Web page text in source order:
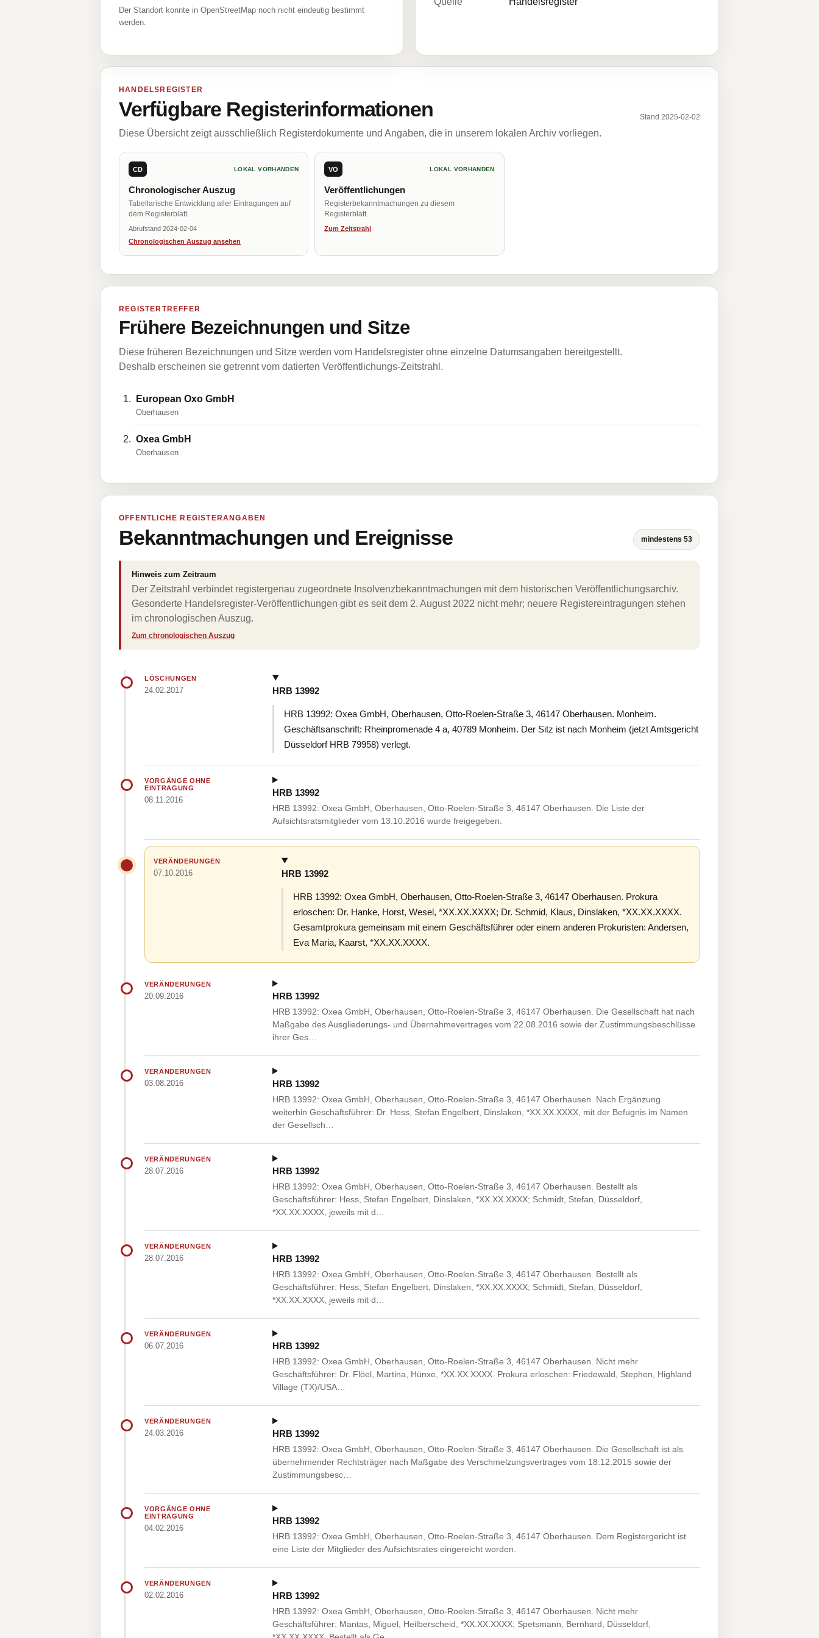
Der Standort konnte in OpenStreetMap noch nicht eindeutig bestimmt
werden.
HANDELSREGISTER
Verfügbare Registerinformationen Stand 2025-02-02
Diese Übersicht zeigt ausschließlich Registerdokumente und Angaben, die in unserem lokalen Archiv vorliegen.
CD LOKAL VORHANDEN
Chronologischer Auszug
Tabellarische Entwicklung aller Eintragungen auf
dem Registerblatt.
Abrufstand 2024-02-04
Chronologischen Auszug ansehen
VÖ LOKAL VORHANDEN
Veröffentlichungen
Registerbekanntmachungen zu diesem
Registerblatt.
Zum Zeitstrahl
REGISTERTREFFER
Frühere Bezeichnungen und Sitze
Diese früheren Bezeichnungen und Sitze werden vom Handelsregister ohne einzelne Datumsangaben bereitgestellt.
Deshalb erscheinen sie getrennt vom datierten Veröffentlichungs-Zeitstrahl.
European Oxo GmbH
Oberhausen
Oxea GmbH
Oberhausen
ÖFFENTLICHE REGISTERANGABEN
Bekanntmachungen und Ereignisse mindestens 53
Hinweis zum Zeitraum
Der Zeitstrahl verbindet registergenau zugeordnete Insolvenzbekanntmachungen mit dem historischen Veröffentlichungsarchiv.
Gesonderte Handelsregister-Veröffentlichungen gibt es seit dem 2. August 2022 nicht mehr; neuere Registereintragungen stehen
im chronologischen Auszug.
Zum chronologischen Auszug
LÖSCHUNGEN
24.02.2017 HRB 13992
HRB 13992: Oxea GmbH, Oberhausen, Otto-Roelen-Straße 3, 46147 Oberhausen. Monheim.
Geschäftsanschrift: Rheinpromenade 4 a, 40789 Monheim. Der Sitz ist nach Monheim (jetzt Amtsgericht
Düsseldorf HRB 79958) verlegt.
VORGÄNGE OHNE
EINTRAGUNG
08.11.2016
HRB 13992
HRB 13992: Oxea GmbH, Oberhausen, Otto-Roelen-Straße 3, 46147 Oberhausen. Die Liste der
Aufsichtsratsmitglieder vom 13.10.2016 wurde freigegeben.
VERÄNDERUNGEN
07.10.2016 HRB 13992
HRB 13992: Oxea GmbH, Oberhausen, Otto-Roelen-Straße 3, 46147 Oberhausen. Prokura
erloschen: Dr. Hanke, Horst, Wesel, *XX.XX.XXXX; Dr. Schmid, Klaus, Dinslaken, *XX.XX.XXXX.
Gesamtprokura gemeinsam mit einem Geschäftsführer oder einem anderen Prokuristen: Andersen,
Eva Maria, Kaarst, *XX.XX.XXXX.
VERÄNDERUNGEN
20.09.2016 HRB 13992
HRB 13992: Oxea GmbH, Oberhausen, Otto-Roelen-Straße 3, 46147 Oberhausen. Die Gesellschaft hat nach
Maßgabe des Ausgliederungs- und Übernahmevertrages vom 22.08.2016 sowie der Zustimmungsbeschlüsse
ihrer Ges…
VERÄNDERUNGEN
03.08.2016 HRB 13992
HRB 13992: Oxea GmbH, Oberhausen, Otto-Roelen-Straße 3, 46147 Oberhausen. Nach Ergänzung
weiterhin Geschäftsführer: Dr. Hess, Stefan Engelbert, Dinslaken, *XX.XX.XXXX, mit der Befugnis im Namen
der Gesellsch…
VERÄNDERUNGEN
28.07.2016 HRB 13992
HRB 13992: Oxea GmbH, Oberhausen, Otto-Roelen-Straße 3, 46147 Oberhausen. Bestellt als
Geschäftsführer: Hess, Stefan Engelbert, Dinslaken, *XX.XX.XXXX; Schmidt, Stefan, Düsseldorf,
*XX.XX.XXXX, jeweils mit d…
VERÄNDERUNGEN
28.07.2016 HRB 13992
HRB 13992: Oxea GmbH, Oberhausen, Otto-Roelen-Straße 3, 46147 Oberhausen. Bestellt als
Geschäftsführer: Hess, Stefan Engelbert, Dinslaken, *XX.XX.XXXX; Schmidt, Stefan, Düsseldorf,
*XX.XX.XXXX, jeweils mit d…
VERÄNDERUNGEN
06.07.2016 HRB 13992
HRB 13992: Oxea GmbH, Oberhausen, Otto-Roelen-Straße 3, 46147 Oberhausen. Nicht mehr
Geschäftsführer: Dr. Flöel, Martina, Hünxe, *XX.XX.XXXX. Prokura erloschen: Friedewald, Stephen, Highland
Village (TX)/USA…
VERÄNDERUNGEN
24.03.2016 HRB 13992
HRB 13992: Oxea GmbH, Oberhausen, Otto-Roelen-Straße 3, 46147 Oberhausen. Die Gesellschaft ist als
übernehmender Rechtsträger nach Maßgabe des Verschmelzungsvertrages vom 18.12.2015 sowie der
Zustimmungsbesc…
VORGÄNGE OHNE
EINTRAGUNG
04.02.2016
HRB 13992
HRB 13992: Oxea GmbH, Oberhausen, Otto-Roelen-Straße 3, 46147 Oberhausen. Dem Registergericht ist
eine Liste der Mitglieder des Aufsichtsrates eingereicht worden.
VERÄNDERUNGEN
02.02.2016 HRB 13992
HRB 13992: Oxea GmbH, Oberhausen, Otto-Roelen-Straße 3, 46147 Oberhausen. Nicht mehr
Geschäftsführer: Mantas, Miguel, Heilberscheid, *XX.XX.XXXX; Spetsmann, Bernhard, Düsseldorf,